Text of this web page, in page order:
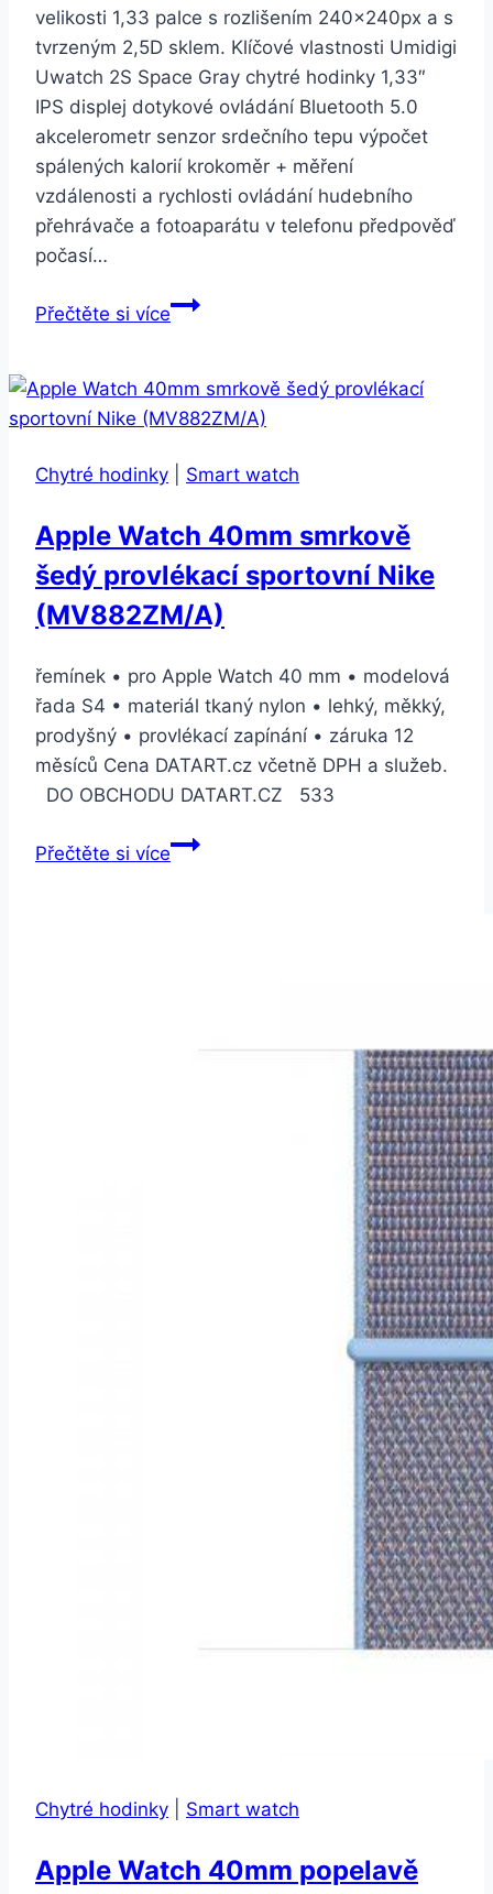
velikosti 1,33 palce s rozlišením 240x240px a s
tvrzeným 2,5D sklem. Klíčové vlastnosti Umidigi
Uwatch 2S Space Gray chytré hodinky 1,33″
IPS displej dotykové ovládání Bluetooth 5.0
akcelerometr senzor srdečního tepu výpočet
spálených kalorií krokoměr + měření
vzdálenosti a rychlosti ovládání hudebního
přehrávače a fotoaparátu v telefonu předpověď
počasí…
Přečtěte si víceUmidigi
Space
Gray
Chytré hodinky Smart watch
Apple Watch 40mm smrkově
šedý provlékací sportovní Nike
(MV882ZM/A)
řemínek • pro Apple Watch 40 mm • modelová
řada S4 • materiál tkaný nylon • lehký, měkký,
prodyšný • provlékací zapínání • záruka 12
měsíců Cena DATART.cz včetně DPH a služeb.
DO OBCHODU DATART.CZ 533
Přečtěte si víceApple
Chytré hodinky Smart watch
Apple Watch 40mm popelavě